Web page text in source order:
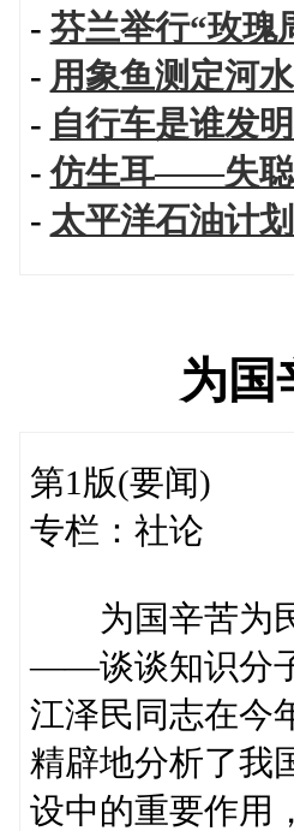
- 芬兰举行“玫瑰
- 用象鱼测定河
- 自行车是谁发
-仿生耳——失聪
- 太平洋石油计
为
第1版(要闻)
专栏：社论
为国辛苦为
——谈谈知识分
江泽民同志在今
精辟地分析了我
设中的重要作用